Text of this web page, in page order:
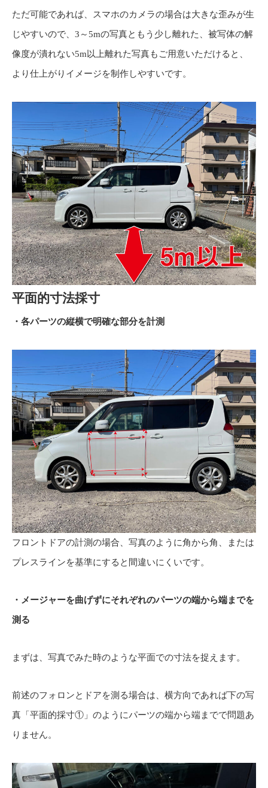
ただ可能であれば、スマホのカメラの場合は大きな歪みが生
じやすいので、3～5mの写真ともう少し離れた、被写体の解
像度が潰れない5m以上離れた写真もご用意いただけると、
より仕上がりイメージを制作しやすいです。
平面的寸法採寸
・各パーツの縦横で明確な部分を計測
フロントドアの計測の場合、写真のように角から角、または
プレスラインを基準にすると間違いにくいです。
・メージャーを曲げずにそれぞれのパーツの端から端までを
測る
まずは、写真でみた時のような平面での寸法を捉えます。
前述のフォロンとドアを測る場合は、横方向であれば下の写
真「平面的採寸①」のようにパーツの端から端までで問題あ
りません。